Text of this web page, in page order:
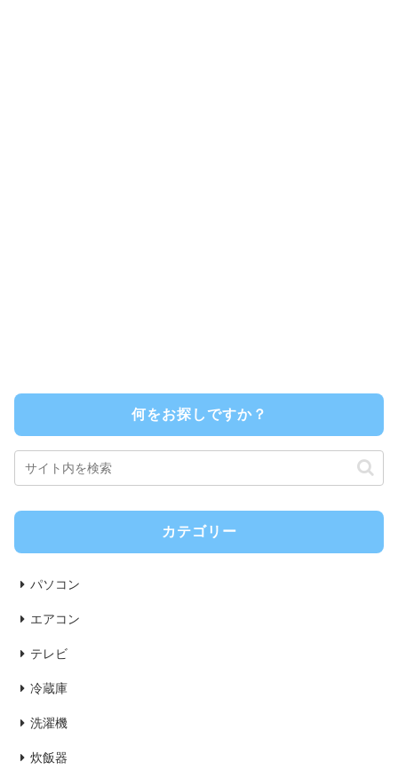
何をお探しですか？
カテゴリー
パソコン
エアコン
テレビ
冷蔵庫
洗濯機
炊飯器